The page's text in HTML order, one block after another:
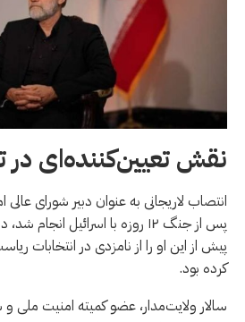
نقش تعیین‌کننده‌ای
انتصاب لاریجانی به عنوان دبیر شورای
پس از جنگ ۱۲ روزه با اسرائیل
پیش از این او را از نامزدی در انتخابات
کرده بود.
سالار ولایت‌مدار، عضو کمیته امنیت